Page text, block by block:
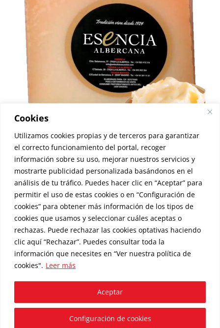
Cookies
Utilizamos cookies propias y de terceros para garantizar
el correcto funcionamiento del portal, recoger
información sobre su uso, mejorar nuestros servicios y
mostrarte publicidad personalizada basándonos en el
análisis de tu tráfico. Puedes hacer clic en “Aceptar” para
permitir el uso de estas cookies o en “Configuración de
cookies” para obtener más información de los tipos de
cookies que usamos y seleccionar cuáles aceptas o
rechazas. Puede rechazar las cookies optativas haciendo
clic aquí “Rechazar”. Puedes consultar toda la
información que necesites en “Ver nuestra política de
cookies". Leer más
Configuración de cookies
Aceptar
Cuña de queso curado de oveja a la
manteca
8,50€
© Copyright2026 |Aviso Legal |Política de Privacidad
de Cookies| Envíos y Entregas
Embutidos Eusebio, S.L. | CIF B37275583 | C/ La Iglesia 37, La
Alberca 37624 - Salamanca (España)
FacebookInstagram